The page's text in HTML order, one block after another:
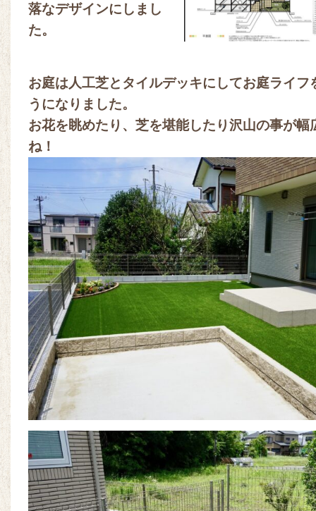
落なデザインにしまし
た。
お庭は人工芝とタイルデッキにしてお庭ライフ
うになりました。
お花を眺めたり、芝を堪能したり沢山の事が幅
ね！